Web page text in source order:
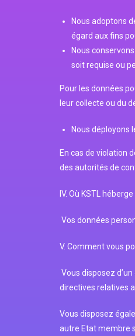
Nous adoptons
égard aux fins
Nous
soit requise ou
Pour les données
leur collecte ou du
Nous déployons
En cas de violation
des autorités de
IV. Où KSTL
Vos données
V. Comment vous
Vous disposez
directives relatives
Vous disposez
autre Etat membre